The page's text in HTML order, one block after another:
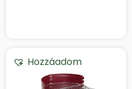
Hozzáadom